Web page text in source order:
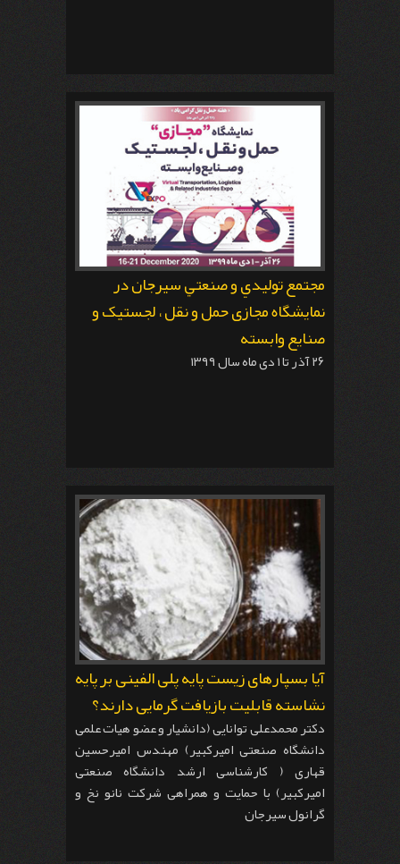
مجتمع توليدي و صنعتي سيرجان در
نمایشگاه مجازی حمل و نقل ، لجستیک و
صنایع وابسته
۲۶ آذر تا ۱ دی ماه سال ۱۳۹۹
آیا بسپارهای زیست پایه پلی الفینی بر پایه
نشاسته قابلیت بازیافت گرمایی دارند؟
دکتر محمدعلی توانایی (دانشیار و عضو هیات علمی
دانشگاه صنعتی امیرکبیر) مهندس امیرحسین
قهاری ( کارشناسی ارشد دانشگاه صنعتی
امیرکبیر) با حمایت و همراهی شرکت نانو نخ و
گرانول سیرجان